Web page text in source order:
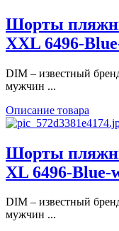
Шорты
XXL 6496-
DIM – известный
мужчин ...
Описание товара
Шорты
XL 6496-Blue-
DIM – известный
мужчин ...